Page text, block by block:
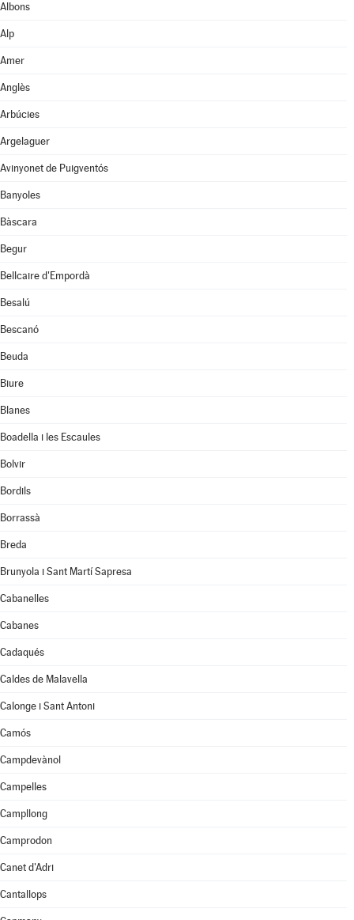
Albons
Alp
Amer
Anglès
Arbúcies
Argelaguer
Avinyonet de Puigventós
Banyoles
Bàscara
Begur
Bellcaire d'Empordà
Besalú
Bescanó
Beuda
Biure
Blanes
Boadella i les Escaules
Bolvir
Bordils
Borrassà
Breda
Brunyola i Sant Martí Sapresa
Cabanelles
Cabanes
Cadaqués
Caldes de Malavella
Calonge i Sant Antoni
Camós
Campdevànol
Campelles
Campllong
Camprodon
Canet d'Adri
Cantallops